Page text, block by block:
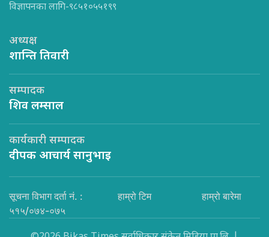
विज्ञापनका लागि-९८५१०५५१९९
अध्यक्ष
शान्ति तिवारी
सम्पादक
शिव लम्साल
कार्यकारी सम्पादक
दीपक आचार्य सानुभाइ
सूचना विभाग दर्ता नं. :
५१५/०७४-०७५
हाम्रो टिम हाम्रो बारेमा